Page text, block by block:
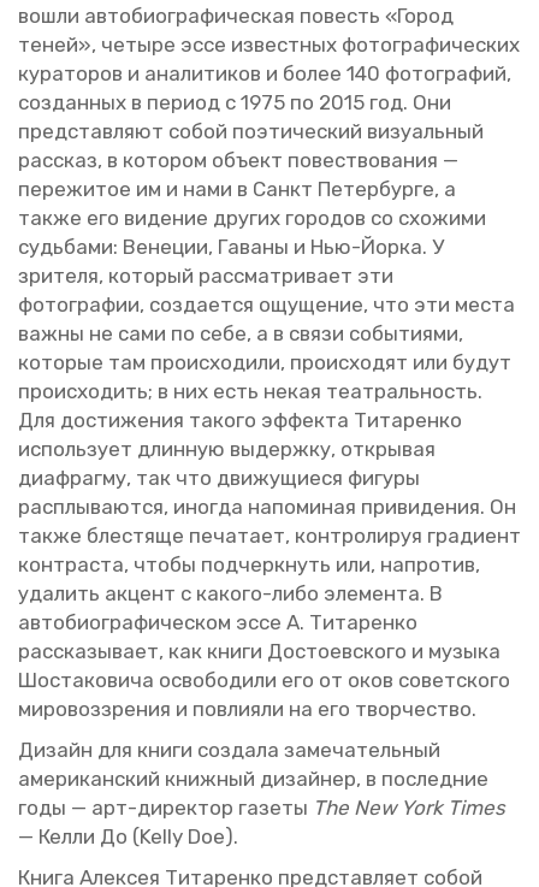
вошли ав­то­био­гра­фи­че­ская по­весть «Город
теней», че­ты­ре эссе из­вест­ных фо­то­гра­фи­че­ских
ку­ра­то­ров и ана­ли­ти­ков и более 140 фо­то­гра­фий,
со­здан­ных в пе­ри­од с 1975 по 2015 год. Они
пред­став­ля­ют собой по­э­ти­че­ский ви­зу­аль­ный
рас­сказ, в ко­то­ром объ­ект по­вест­во­ва­ния —
пе­ре­жи­тое им и нами в Санкт Пе­тер­бур­ге, а
также его ви­де­ние дру­гих го­ро­дов со схо­жи­ми
судь­ба­ми: Ве­не­ции, Га­ва­ны и Нью-Йорка. У
зри­те­ля, ко­то­рый рас­смат­ри­ва­ет эти
фо­то­гра­фии, со­зда­ет­ся ощу­ще­ние, что эти места
важны не сами по себе, а в связи со­бы­ти­я­ми,
ко­то­рые там про­ис­хо­ди­ли, про­ис­хо­дят или будут
про­ис­хо­дить; в них есть некая те­ат­раль­ность.
Для до­сти­же­ния та­ко­го эф­фек­та Ти­та­рен­ко
ис­поль­зу­ет длин­ную вы­держ­ку, от­кры­вая
диа­фраг­му, так что дви­жу­щи­е­ся фи­гу­ры
рас­плы­ва­ют­ся, ино­гда на­по­ми­ная при­ви­де­ния. Он
также бле­стя­ще пе­ча­та­ет, кон­тро­ли­руя гра­ди­ент
кон­тра­ста, чтобы под­черк­нуть или, на­про­тив,
уда­лить ак­цент с ка­ко­го-либо эле­мен­та. В
ав­то­био­гра­фи­че­ском эссе А. Ти­та­рен­ко
рас­ска­зы­ва­ет, как книги До­сто­ев­ско­го и му­зы­ка
Шо­ста­ко­ви­ча осво­бо­ди­ли его от оков со­вет­ско­го
ми­ро­воз­зре­ния и по­вли­я­ли на его твор­че­ство.
Ди­зайн для книги со­зда­ла за­ме­ча­тель­ный
аме­ри­кан­ский книж­ный ди­зай­нер, в по­след­ние
годы — арт-ди­рек­тор га­зе­ты The New York Times
— Келли До (Kelly Doe).
Книга Алек­сея Ти­та­рен­ко пред­став­ля­ет собой